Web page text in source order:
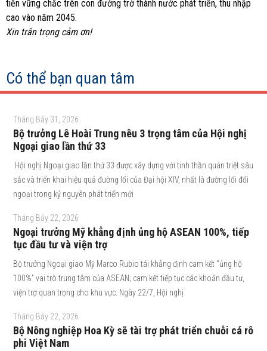
tiến vững chắc trên con đường trở thành nước phát triển, thu nhập
cao vào năm 2045.
Xin trân trọng cảm ơn!
Có thể bạn quan tâm
Tháng Bảy 31, 2026
Bộ trưởng Lê Hoài Trung nêu 3 trọng tâm của Hội nghị
Ngoại giao lần thứ 33
Hội nghị Ngoại giao lần thứ 33 được xây dựng với tinh thần quán triệt sâu
sắc và triển khai hiệu quả đường lối của Đại hội XIV, nhất là đường lối đối
ngoại trong kỷ nguyên phát triển mới
Tháng Bảy 22, 2026
Ngoại trưởng Mỹ khẳng định ủng hộ ASEAN 100%, tiếp
tục đầu tư và viện trợ
Bộ trưởng Ngoại giao Mỹ Marco Rubio tái khẳng định cam kết “ủng hộ
100%” vai trò trung tâm của ASEAN; cam kết tiếp tục các khoản đầu tư,
viện trợ quan trọng cho khu vực. Ngày 22/7, Hội nghị
Tháng Bảy 22, 2026
Bộ Nông nghiệp Hoa Kỳ sẽ tài trợ phát triển chuỗi cá rô
phi Việt Nam